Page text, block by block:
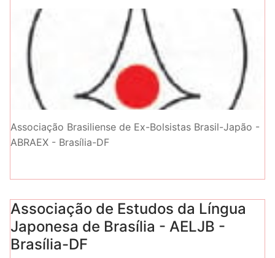
Associação Brasiliense de Ex-Bolsistas Brasil-Japão -
ABRAEX - Brasília-DF
Associação de Estudos da Língua
Japonesa de Brasília - AELJB -
Brasília-DF